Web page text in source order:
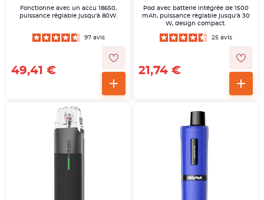
Fonctionne avec un accu 18650,
puissance réglable jusqu'à 80W.
97 avis
49,41 €
Pod avec batterie intégrée de 1500
mAh, puissance réglable jusqu'à 30
W, design compact.
25 avis
21,74 €